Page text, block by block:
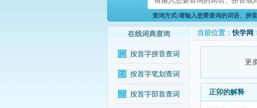
查询方式:请输入您要查询的词语、拼
在线词典查询
按首字拼音查词
按首字笔划查词
按首字部首查词
当前位置：快学网
更
正卯的解释